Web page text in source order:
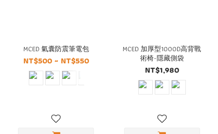
MCED 氣囊防震筆電包
NT$500 ~ NT$550
MCED 加厚型1000D高背戰
術椅-隱藏側袋
NT$1,980